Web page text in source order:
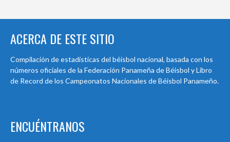
ACERCA DE ESTE SITIO
Compilación de estadísticas del béisbol nacional, basada con los
números oficiales de la Federación Panameña de Béisbol y Libro
de Record de los Campeonatos Nacionales de Béisbol Panameño.
ENCUÉNTRANOS